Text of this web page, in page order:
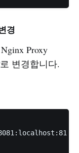
경
Proxy
변경합니다.